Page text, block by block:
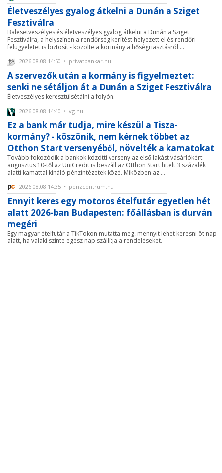
Életveszélyes gyalog átkelni a Dunán a Sziget
Fesztiválra
Balesetveszélyes és életveszélyes gyalog átkelni a Dunán a Sziget
Fesztiválra, a helyszínen a rendőrség kerítést helyezett el és rendőri
felügyeletet is biztosít - közölte a kormány a hőségriasztásról ...
2026.08.08 14:50 • privatbankar.hu
A szervezők után a kormány is figyelmeztet:
senki ne sétáljon át a Dunán a Sziget Fesztiválra
Életveszélyes keresztülsétálni a folyón.
2026.08.08 14:40 • vg.hu
Ez a bank már tudja, mire készül a Tisza-
kormány? - köszönik, nem kérnek többet az
Otthon Start versenyéből, növelték a kamatokat
Tovább fokozódik a bankok közötti verseny az első lakást vásárlókért:
augusztus 10-től az UniCredit is beszáll az Otthon Start hitelt 3 százalék
alatti kamattal kínáló pénzintézetek közé. Miközben az ...
2026.08.08 14:35 • penzcentrum.hu
Ennyit keres egy motoros ételfutár egyetlen hét
alatt 2026-ban Budapesten: főállásban is durván
megéri
Egy magyar ételfutár a TikTokon mutatta meg, mennyit lehet keresni öt nap
alatt, ha valaki szinte egész nap szállítja a rendeléseket.